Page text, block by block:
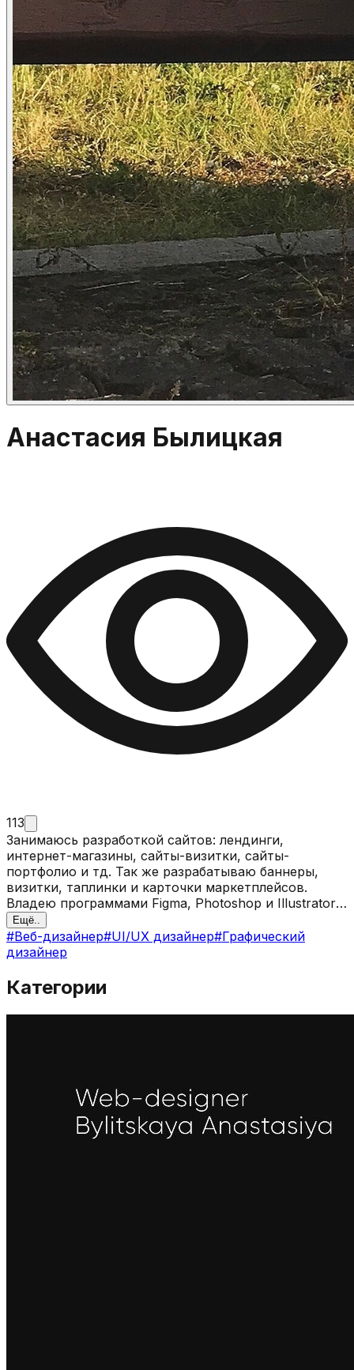
Анастасия Былицкая
113
Занимаюсь разработкой сайтов: лендинги,
интернет-магазины, сайты-визитки, сайты-
портфолио и тд. Так же разрабатываю баннеры,
визитки, таплинки и карточки маркетплейсов.
Владею программами Figma, Photoshop и Illustrator.
Имею хорошие знания в области UI и UX. Открыта
для сотрудничества.
Ещё..
#Веб-дизайнер#UI/UX дизайнер#Графический
дизайнер
Категории